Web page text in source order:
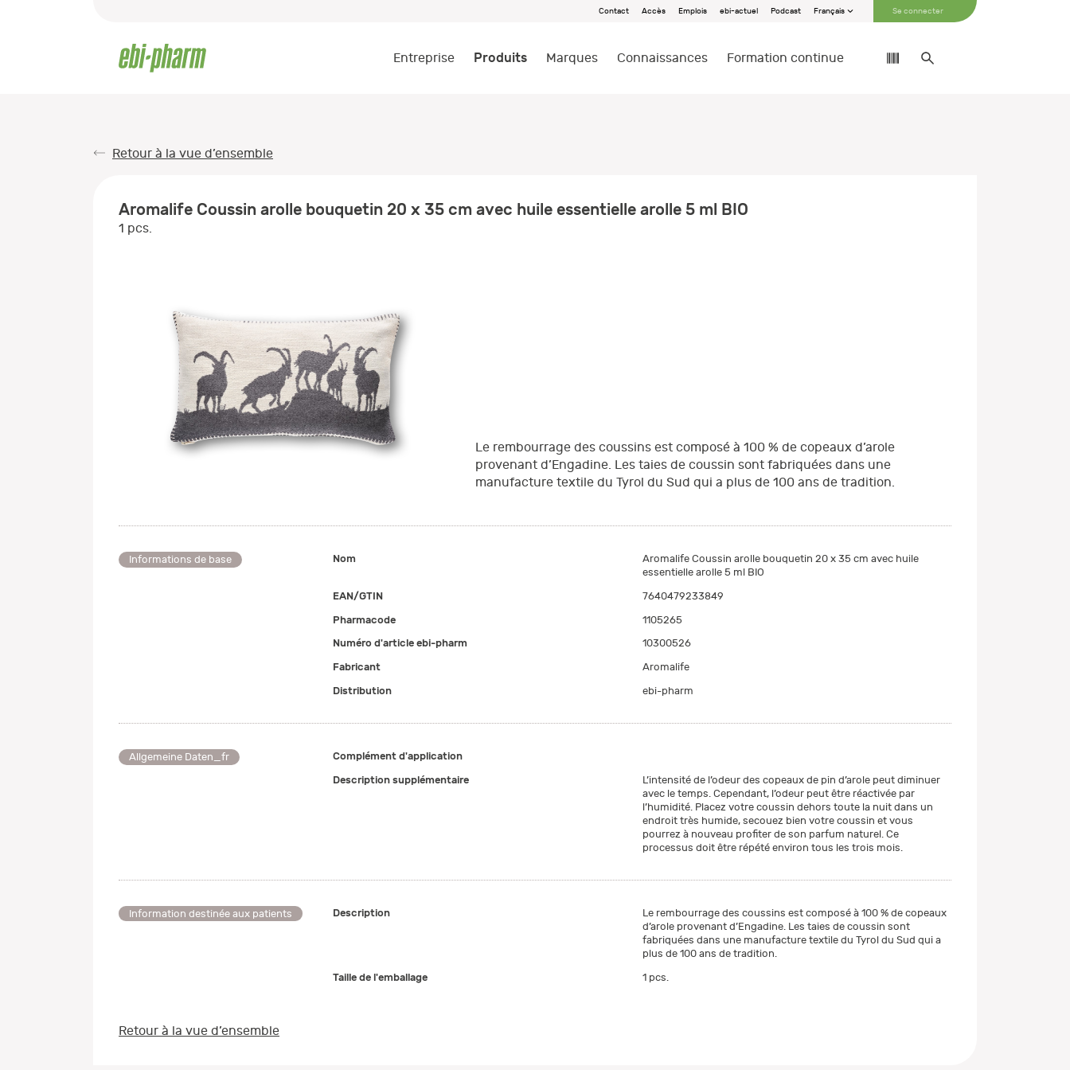
Contact Accès Emplois ebi-actuel Podcast Français Se connecter
Entreprise Produits Marques Connaissances Formation continue
Retour à la vue d’ensemble
Aromalife Coussin arolle bouquetin 20 x 35 cm avec huile essentielle arolle 5 ml BIO
1 pcs.
Le rembourrage des coussins est composé à 100 % de copeaux d’arole
provenant d’Engadine. Les taies de coussin sont fabriquées dans une
manufacture textile du Tyrol du Sud qui a plus de 100 ans de tradition.
Informations de base Nom
Aromalife Coussin arolle bouquetin 20 x 35 cm avec huile
essentielle arolle 5 ml BIO
EAN/GTIN
7640479233849
Pharmacode
1105265
Numéro d'article ebi-pharm
10300526
Fabricant
Aromalife
Distribution
ebi-pharm
Allgemeine Daten_fr
Complément d'application
Description supplémentaire
L’intensité de l’odeur des copeaux de pin d’arole peut diminuer
avec le temps. Cependant, l’odeur peut être réactivée par
l’humidité. Placez votre coussin dehors toute la nuit dans un
endroit très humide, secouez bien votre coussin et vous
pourrez à nouveau profiter de son parfum naturel. Ce
processus doit être répété environ tous les trois mois.
Information destinée aux patients Description
Le rembourrage des coussins est composé à 100 % de copeaux
d’arole provenant d’Engadine. Les taies de coussin sont
fabriquées dans une manufacture textile du Tyrol du Sud qui a
plus de 100 ans de tradition.
Taille de l'emballage
1 pcs.
Retour à la vue d’ensemble